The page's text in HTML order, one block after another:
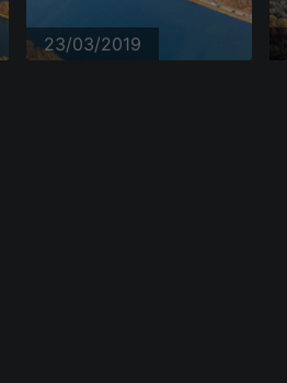
23/03/2019